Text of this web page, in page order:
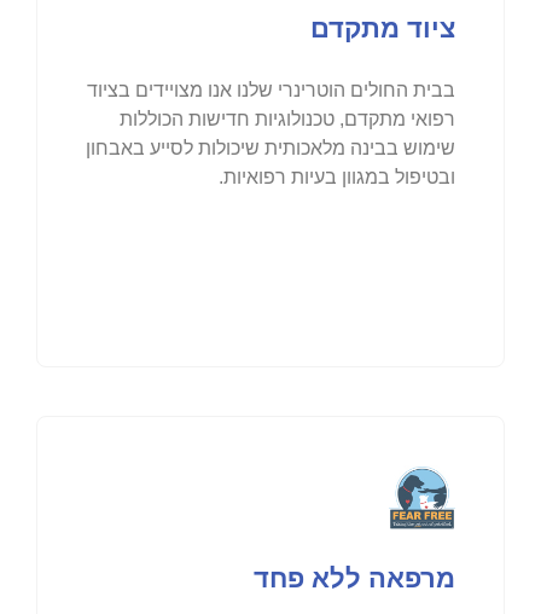
ציוד מתקדם
בבית החולים הוטרינרי שלנו אנו מצויידים בציוד
רפואי מתקדם, טכנולוגיות חדישות הכוללות
שימוש בבינה מלאכותית שיכולות לסייע באבחון
ובטיפול במגוון בעיות רפואיות.
מרפאה ללא פחד